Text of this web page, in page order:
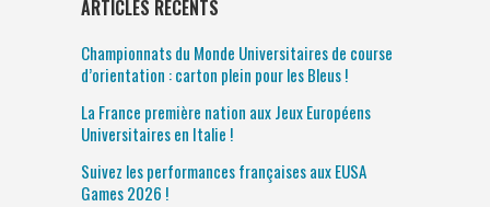
ARTICLES RÉCENTS
Championnats du Monde Universitaires de course
d’orientation : carton plein pour les Bleus !
La France première nation aux Jeux Européens
Universitaires en Italie !
Suivez les performances françaises aux EUSA
Games 2026 !